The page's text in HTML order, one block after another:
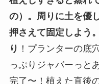
の）。周りに土を優
押さえて固定しよう
り ！プランターの底
っぷりジャバーっと
完了〜！植えた直後